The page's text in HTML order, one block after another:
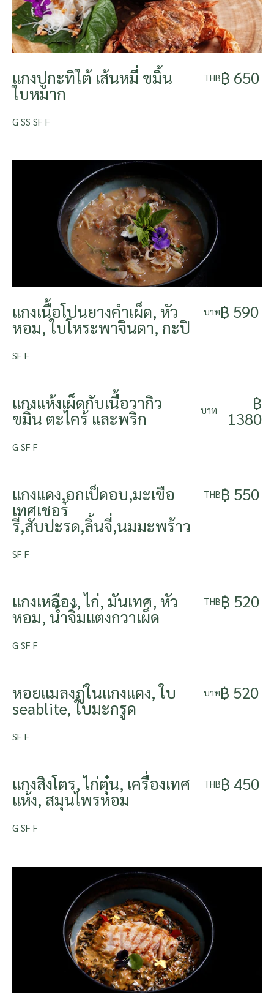
แกงปูกะทิใต้ เส้นหมี่ ขมิ้น
ใบหมาก
THB฿ 650
G SS SF F
แกงเนื้อโปนยางคำเผ็ด, หัว
หอม, ใบโหระพาจินดา, กะปิ
บาท฿ 590
SF F
แกงแห้งเผ็ดกับเนื้อวากิว
ขมิ้น ตะไคร้ และพริก บาท ฿
1380
G SF F
แกงแดง,อกเป็ดอบ,มะเขือ
เทศเชอร์
รี่,สับปะรด,ลิ้นจี่,นมมะพร้าว
THB฿ 550
SF F
แกงเหลือง, ไก่, มันเทศ, หัว
หอม, น้ำจิ้มแตงกวาเผ็ด
THB฿ 520
G SF F
หอยแมลงภู่ในแกงแดง, ใบ
seablite, ใบมะกรูด
บาท฿ 520
SF F
แกงสิงโตร, ไก่ตุ๋น, เครื่องเทศ
แห้ง, สมุนไพรหอม
THB฿ 450
G SF F